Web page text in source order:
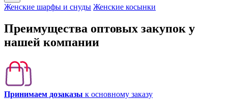
Женские шарфы и снуды Женские косынки
Преимущества оптовых закупок у
нашей компании
Принимаем дозаказы к основному заказу